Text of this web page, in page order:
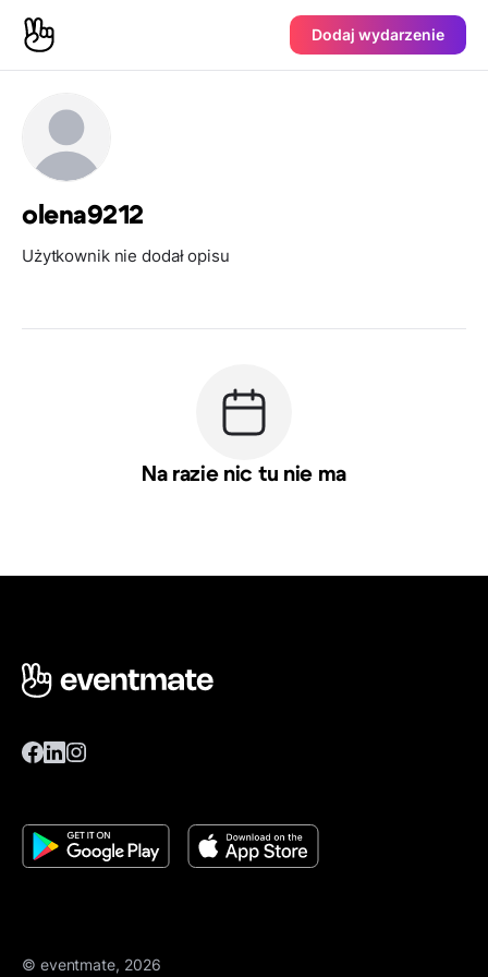
Dodaj wydarzenie
olena9212
Użytkownik nie dodał opisu
Na razie nic tu nie ma
© eventmate, 2026